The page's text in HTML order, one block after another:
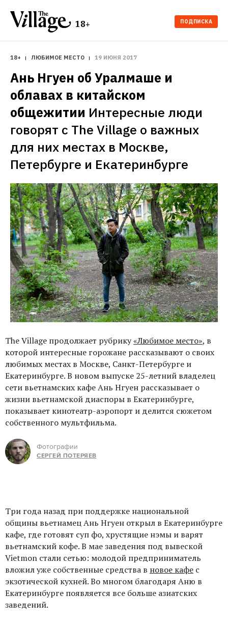
18+ ПОДПИСКА
18+ ЛЮБИМОЕ МЕСТО 19 ИЮНЯ 2017
Ань Нгуен об Уралмаше и
облавах в китайском
общежитии Интересные люди
говорят с The Village о важных
для них местах в Москве,
Петербурге и Екатеринбурге
The Village продолжает рубрику«Любимое место», в
которой интересные горожане рассказывают о своих
любимых местах в Москве, Санкт-Петербурге и
Екатеринбурге. В новом выпуске 25-летний владелец
сети вьетнамских кафе Ань Нгуен рассказывает о
жизни вьетнамской диаспоры в Екатеринбурге,
показывает кинотеатр-аэропорт и делится сюжетом
собственного мультфильма.
Фотографии
СЕРГЕЙ ПОТЕРЯЕВ
Три года назад при поддержке национальной
общины вьетнамец Ань Нгуен открыл в Екатеринбурге
кафе, где готовят суп фо, хрустящие нэмы и варят
вьетнамский кофе. В мае заведения под вывеской
Vietmon стали сетью: молодой предприниматель
вложил уже собственные средства в новое кафе с
экзотической кухней. Во многом благодаря Аню в
Екатеринбурге появляется все больше азиатских
заведений.